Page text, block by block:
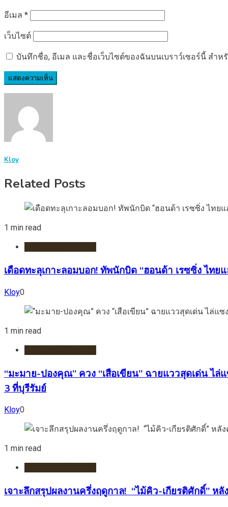
อีเมล *
เว็บไซต์
บันทึกชื่อ, อีเมล และชื่อเว็บไซต์ของฉันบนเบราว์เซอร์นี้ สำห
Kloy
Related Posts
1 min read
เดือดทะลุเกาะลอมบอก! ทัพนักบิด “ฮอนด้า เรซซิ่ง ไท
Kloy0
1 min read
“มะมาย-ปองคุณ” ควง “เสือเขียน” ฉายแววสุดเด่น
3 ที่บุรีรัมย์
Kloy0
1 min read
เจาะลึกสรุปผลงานครึ่งฤดูกาล! “ไม้คิว-เกียรติศักดิ์”